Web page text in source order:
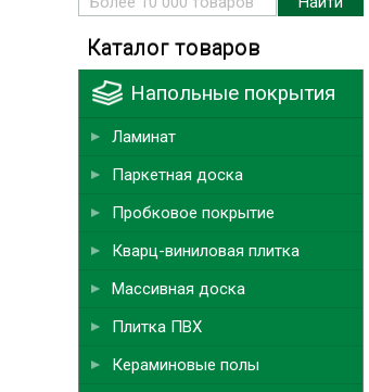
Каталог товаров
Напольные покрытия
Ламинат
Паркетная доска
Пробковое покрытие
Кварц-виниловая плитка
Массивная доска
Плитка ПВХ
Кераминовые полы